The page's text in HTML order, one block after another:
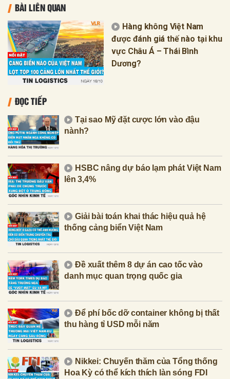
BÀI LIÊN QUAN
Hàng không Việt Nam
được đánh giá thế nào tại khu
vực Châu Á – Thái Bình
Dương?
ĐỌC TIẾP
Tại sao Mỹ đặt cược lớn vào đậu
nành?
HSBC nâng dự báo lạm phát Việt Nam
lên 3,4%
Giải bài toán khai thác hiệu quả hệ
thống cảng biển Việt Nam
Đề xuất thêm 8 dự án cao tốc vào
danh mục quan trọng quốc gia
Để phí bốc dỡ container không bị thất
thu hàng tỉ USD mỗi năm
Nikkei: Chuyến thăm của Tổng thống
Hoa Kỳ có thể kích thích làn sóng FDI